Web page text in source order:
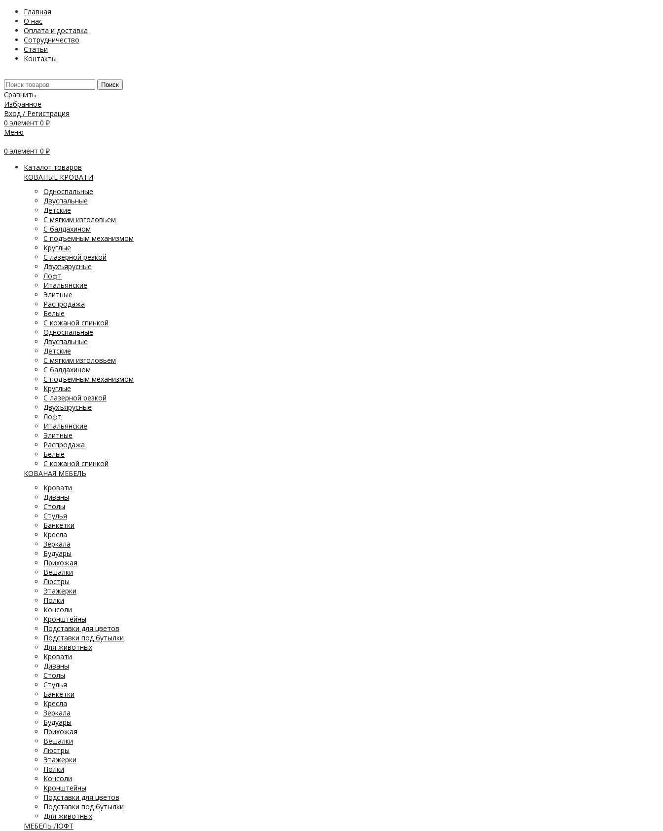
Главная
О нас
Оплата и доставка
Сотрудничество
Статьи
Контакты
Поиск
Сравнить
Избранное
Вход / Регистрация
0 элемент 0 ₽
Меню
0 элемент 0 ₽
Каталог товаров
КОВАНЫЕ КРОВАТИ
Односпальные
Двуспальные
Детские
С мягким изголовьем
С балдахином
С подъемным механизмом
Круглые
С лазерной резкой
Двухъярусные
Лофт
Итальянские
Элитные
Распродажа
Белые
С кожаной спинкой
Односпальные
Двуспальные
Детские
С мягким изголовьем
С балдахином
С подъемным механизмом
Круглые
С лазерной резкой
Двухъярусные
Лофт
Итальянские
Элитные
Распродажа
Белые
С кожаной спинкой
КОВАНАЯ МЕБЕЛЬ
Кровати
Диваны
Столы
Стулья
Банкетки
Кресла
Зеркала
Будуары
Прихожая
Вешалки
Люстры
Этажерки
Полки
Консоли
Кронштейны
Подставки для цветов
Подставки под бутылки
Для животных
Кровати
Диваны
Столы
Стулья
Банкетки
Кресла
Зеркала
Будуары
Прихожая
Вешалки
Люстры
Этажерки
Полки
Консоли
Кронштейны
Подставки для цветов
Подставки под бутылки
Для животных
МЕБЕЛЬ ЛОФТ